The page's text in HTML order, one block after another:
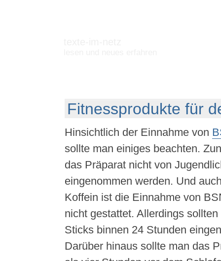
Fitnessprodukte für
Hinsichtlich der Einnahme von
sollte man einiges beachten.
das Präparat nicht von
eingenommen werden. Und
Koffein ist die Einnahme von
nicht gestattet. Allerdings
Sticks binnen 24 Stunden
Darüber hinaus sollte man das